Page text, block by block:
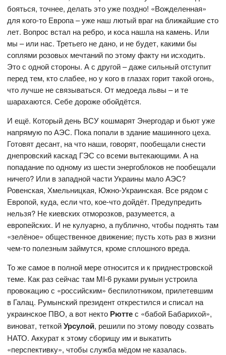
бояться, точнее, делать это уже поздно! «Вожделенная»
для кого-то Европа – уже наш лютый враг на ближайшие сто
лет. Вопрос встал на ребро, и коса нашла на камень. Или
мы – или нас. Третьего не дано, и не будет, какими бы
соплями розовых мечтаний по этому факту ни исходить.
Это с одной стороны. А с другой – даже сильный отступит
перед тем, кто слабее, но у кого в глазах горит такой огонь,
что лучше не связываться. От медоеда львы – и те
шарахаются. Себе дороже обойдётся.
И ещё. Который день ВСУ кошмарят Энергодар и бьют уже
напрямую по АЭС. Пока попали в здание машинного цеха.
Готовят десант, на что наши, говорят, пообещали снести
днепровский каскад ГЭС со всеми вытекающими. А на
попадание по одному из шести энергоблоков не пообещали
ничего? Или в западной части Украины мало АЭС?
Ровенская, Хмельницкая, Южно-Украинская. Все рядом с
Европой, куда, если что, кое-что дойдёт. Предупредить
нельзя? Не киевских отморозков, разумеется, а
европейских. И не кулуарно, а публично, чтобы поднять там
«зелёное» общественное движение; пусть хоть раз в жизни
чем-то полезным займутся, кроме сплошного вреда.
То же самое в полной мере относится и к приднестровской
теме. Как раз сейчас там MI-6 руками румын устроила
провокацию с «российским» беспилотником, прилетевшим
в Галац. Румынский президент открестился и списал на
украинское ПВО, а вот некто Рюттес «бабой Бабарихой»,
виноват, теткойУрсулой, решили по этому поводу созвать
НАТО. Аккурат к этому сборищу им и выкатить
«перспективку», чтобы служба мёдом не казалась.